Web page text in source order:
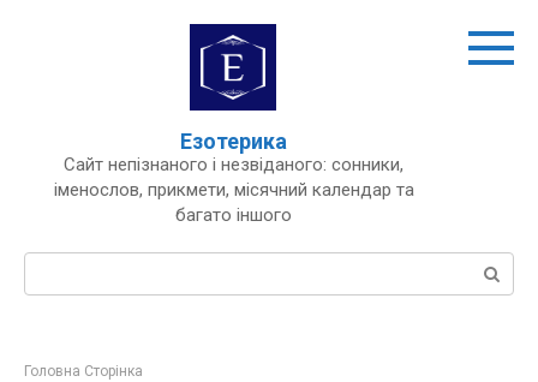
Езотерика
Сайт непізнаного і незвіданого: сонники,
іменослов, прикмети, місячний календар та
багато іншого
Пошук:
Головна Сторінка